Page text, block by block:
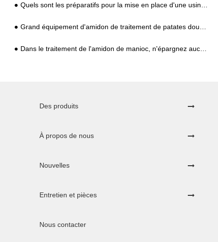
Quels sont les préparatifs pour la mise en place d'une usine d'amidon de patate douce ?
Grand équipement d'amidon de traitement de patates douces (chaîne de production)
Dans le traitement de l'amidon de manioc, n'épargnez aucun problème lors de la coupe et du nettoyage
Des produits
À propos de nous
Nouvelles
Entretien et pièces
Nous contacter